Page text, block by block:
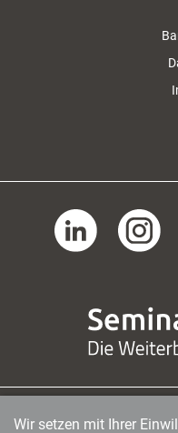
managerSeminare
Wir setzen mit Ihrer